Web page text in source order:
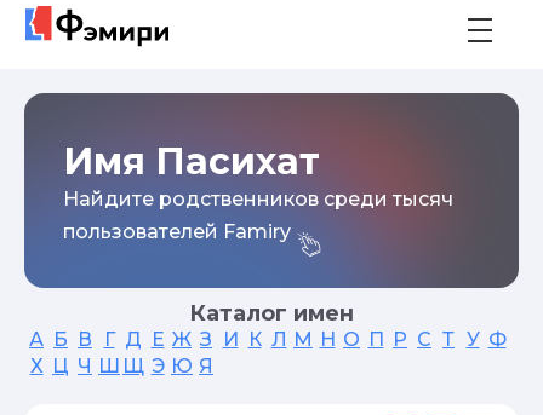
Имя Пасихат
Найдите родственников среди тысяч
пользователей Famiry
Каталог имен
А Б В Г Д Е Ж З И К Л М Н О П Р С Т У Ф
Х Ц Ч Ш Щ Э Ю Я